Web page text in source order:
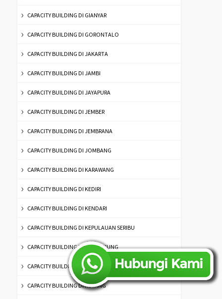
CAPACITY BUILDING DI GIANYAR
CAPACITY BUILDING DI GORONTALO
CAPACITY BUILDING DI JAKARTA
CAPACITY BUILDING DI JAMBI
CAPACITY BUILDING DI JAYAPURA
CAPACITY BUILDING DI JEMBER
CAPACITY BUILDING DI JEMBRANA
CAPACITY BUILDING DI JOMBANG
CAPACITY BUILDING DI KARAWANG
CAPACITY BUILDING DI KEDIRI
CAPACITY BUILDING DI KENDARI
CAPACITY BUILDING DI KEPULAUAN SERIBU
CAPACITY BUILDING DI KLUNGKUNG
CAPACITY BUILDING DI KUNINGAN
CAPACITY BUILDING DI KUPANG